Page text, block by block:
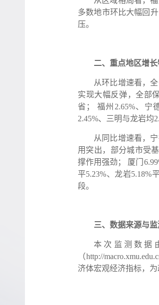
多数地市环比大幅回
压。
二、重点地区增
从环比增速看，
实现大幅反弹，全部
省； 福州2.65%、宁
2.45%、三明与龙岩均
从同比增速看，
用突出，部分城市受
撑作用强劲； 厦门
平5.23%、龙岩5.18%
段。
三、数据来源与
本次监测数据
（http://
济体宏观经济指标，